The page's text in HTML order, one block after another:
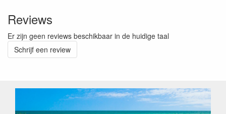
Reviews
Er zijn geen reviews beschikbaar in de huidige taal
Schrijf een review